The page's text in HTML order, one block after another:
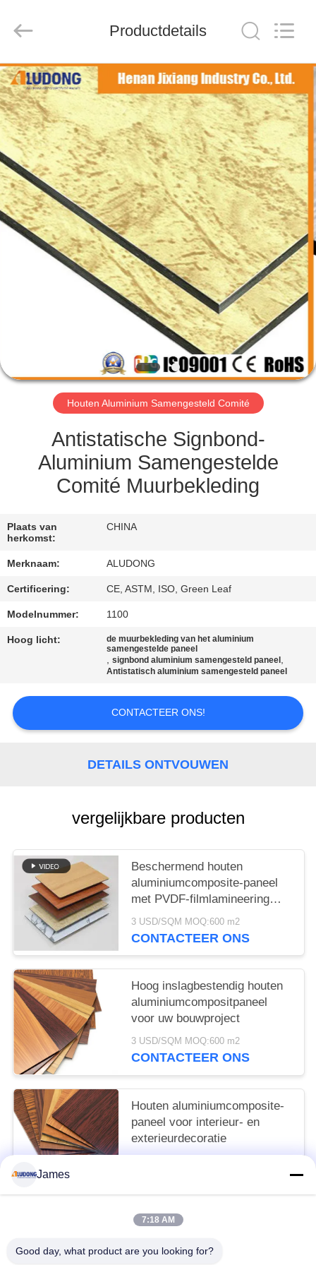
HUIS
PRODUCTEN
OVER
ONS
FABRIEKSTOUR
KWALITEITSCONTROLE
MET
ONS
NIEUWS
VRAAG
EEN
OFFERTE
SITEMAP
PRIVACYBELEID
Co.,
Reserved.
Productdetails
Houten Aluminium Samengesteld Comité
Antistatische Signbond-
Aluminium Samengestelde
Comité Muurbekleding
Plaats van
herkomst:
CHINA
Merknaam: ALUDONG
Certificering: CE, ASTM, ISO, Green Leaf
Modelnummer: 1100
Hoog licht:
de muurbekleding van het aluminium
samengestelde paneel
,signbond aluminium samengesteld paneel ,
Antistatisch aluminium samengesteld paneel
CONTACTEER ONS!
DETAILS ONTVOUWEN
vergelijkbare producten
Beschermend houten
aluminiumcomposite-paneel
met PVDF-filmlamineering
voor superieure
oppervlaktschutz
3 USD/SQM MOQ:600 m2
CONTACTEER ONS
Hoog inslagbestendig houten
aluminiumcompositpaneel
voor uw bouwproject
3 USD/SQM MOQ:600 m2
CONTACTEER ONS
Houten aluminiumcomposite-
paneel voor interieur- en
exterieurdecoratie
James
7:18 AM
Good day, what product are you looking for?